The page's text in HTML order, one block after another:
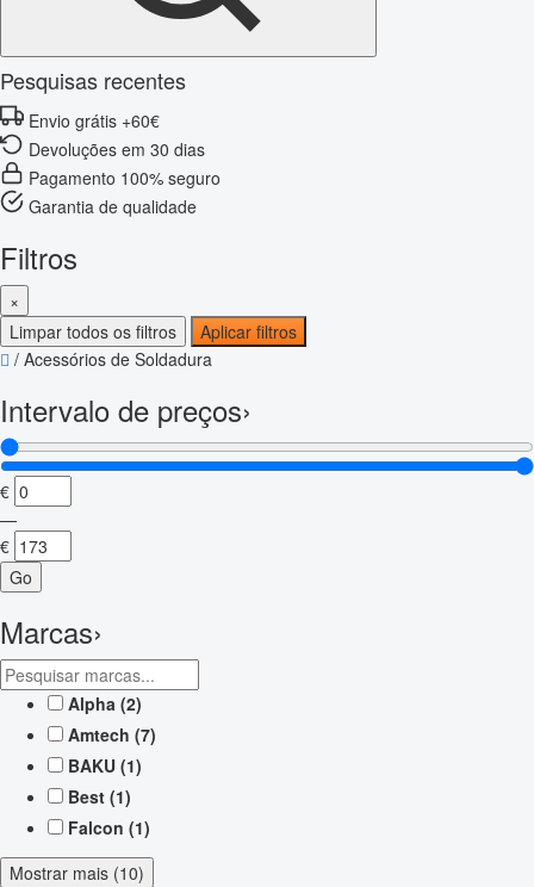
Pesquisas recentes
Envio grátis +60€
Devoluções em 30 dias
Pagamento 100% seguro
Garantia de qualidade
Filtros
×
Limpar todos os filtros
Aplicar filtros
/ Acessórios de Soldadura
Intervalo de preços›
€
—
€
Go
Marcas›
Alpha (2)
Amtech (7)
BAKU (1)
Best (1)
Falcon (1)
Mostrar mais (10)